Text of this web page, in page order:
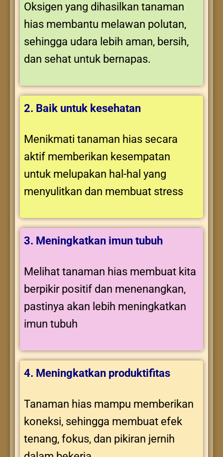
Oksigen yang dihasilkan tanaman
hias membantu melawan polutan,
sehingga udara lebih aman, bersih,
dan sehat untuk bernapas.
2. Baik untuk kesehatan
Menikmati tanaman hias secara
aktif memberikan kesempatan
untuk melupakan hal-hal yang
menyulitkan dan membuat stress
3. Meningkatkan imun tubuh
Melihat tanaman hias membuat kita
berpikir positif dan menenangkan,
pastinya akan lebih meningkatkan
imun tubuh
4. Meningkatkan produktifitas
Tanaman hias mampu memberikan
koneksi, sehingga membuat efek
tenang, fokus, dan pikiran jernih